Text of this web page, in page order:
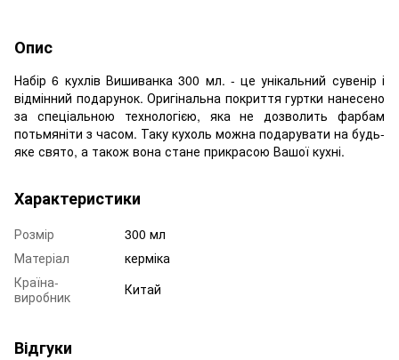
Опис
Набір 6 кухлів Вишиванка 300 мл. - це унікальний сувенір і
відмінний подарунок. Оригінальна покриття гуртки нанесено
за спеціальною технологією, яка не дозволить фарбам
потьмяніти з часом. Таку кухоль можна подарувати на будь-
яке свято, а також вона стане прикрасою Вашої кухні.
Характеристики
Розмір
300 мл
Матеріал
керміка
Країна-
виробник
Китай
Відгуки